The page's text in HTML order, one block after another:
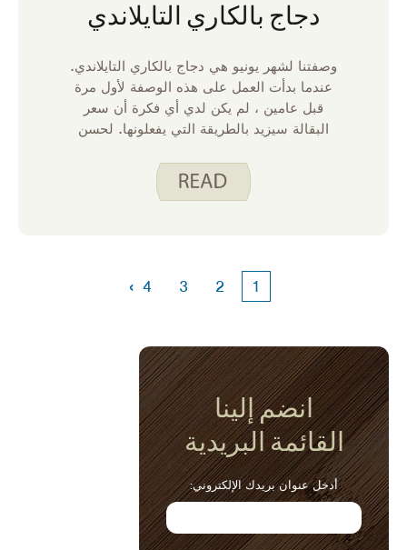
دجاج بالكاري التايلاندي
وصفتنا لشهر يونيو هي دجاج بالكاري التايلاندي.
عندما بدأت العمل على هذه الوصفة لأول مرة
قبل عامين ، لم يكن لدي أي فكرة أن سعر
البقالة سيزيد بالطريقة التي يفعلونها. لحسن
تكون أسعار المواد الغذائية مرتفعة لأنها مرنة.
1
2
3
4
›
انضم إلينا
القائمة البريدية
أدخل عنوان بريدك الإلكتروني: